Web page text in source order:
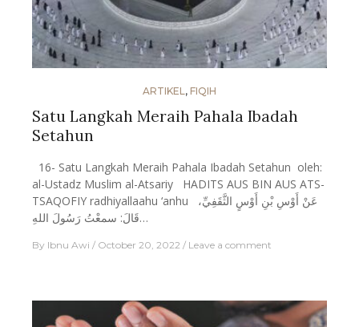
ARTIKEL , FIQIH
Satu Langkah Meraih Pahala Ibadah
Setahun
16- Satu Langkah Meraih Pahala Ibadah Setahun oleh:
al-Ustadz Muslim al-Atsariy HADITS AUS BIN AUS ATS-
TSAQOFIY radhiyallaahu ‘anhu عَنْ أَوْسِ بْنِ أَوْسٍ الثَّقَفِيِّ،
قَالَ: سمعْتُ رَسُولَ اللهِ…
By Ibnu Awi October 20, 2022 Leave a comment